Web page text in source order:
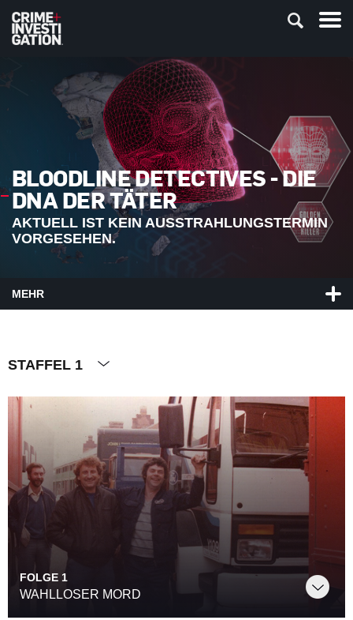
BLOODLINE DETECTIVES - DIE
DNA DER TÄTER
AKTUELL IST KEIN AUSSTRAHLUNGSTERMIN
VORGESEHEN.
MEHR
STAFFEL 1
FOLGE 1
WAHLLOSER MORD